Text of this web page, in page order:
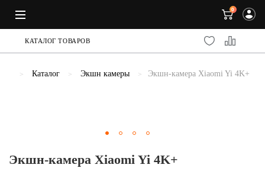
0
КАТАЛОГ ТОВАРОВ
Каталог Экшн камеры Экшн-камера Xiaomi Yi 4K+
Экшн-камера Xiaomi Yi 4K+